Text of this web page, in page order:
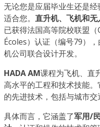
无论您是应届毕业生还是
适合您。 直升机、飞机和无
已获得法国高等院校联盟
Écoles）认证（编号79）
机公司联合设计开发。
HADA AM课程为飞机、直
高水平的工程和技术技能
的先进技术，包括与城市交
具体而言，它涵盖了军用/